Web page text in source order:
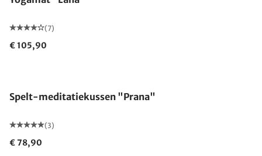
(7)
€ 105,90
Spelt-meditatiekussen "Prana"
(3)
€ 78,90